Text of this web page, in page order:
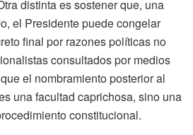
distinta es sostener que, una
el Presidente puede congelar
final por razones políticas no
consultados por medios
el nombramiento posterior al
una facultad caprichosa, sino una
constitucional.